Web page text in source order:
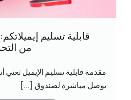
قابلية تسليم
من
مقدمة قابلية تسليم الإيميل تعني
يوصل مباشرة لصندوق [...]